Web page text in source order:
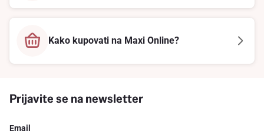
Kako kupovati na Maxi Online?
Prijavite se na newsletter
Email